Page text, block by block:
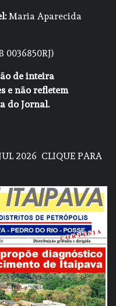
Maria Aparecida
0036850RJ)
de inteira
e não refletem
do Jornal.
2026 CLIQUE PARA